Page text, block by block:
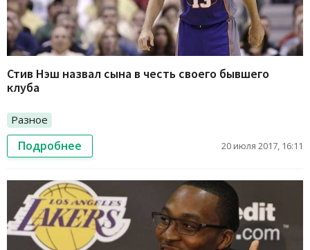
Стив Нэш назвал сына в честь своего бывшего
клуба
Разное
Подробнее 20 июля 2017, 16:11